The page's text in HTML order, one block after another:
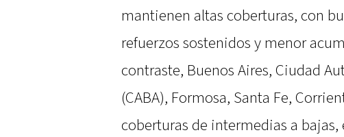
mantienen altas coberturas, con
refuerzos sostenidos y menor
contraste, Buenos Aires, Ciudad
(CABA), Formosa, Santa Fe,
coberturas de intermedias a